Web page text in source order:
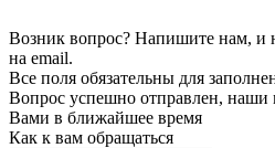
Возник вопрос? Напишите нам, и
на email.
Все поля обязательны для
Вопрос успешно отправлен, наши
Вами в ближайшее время
Как к вам обращаться